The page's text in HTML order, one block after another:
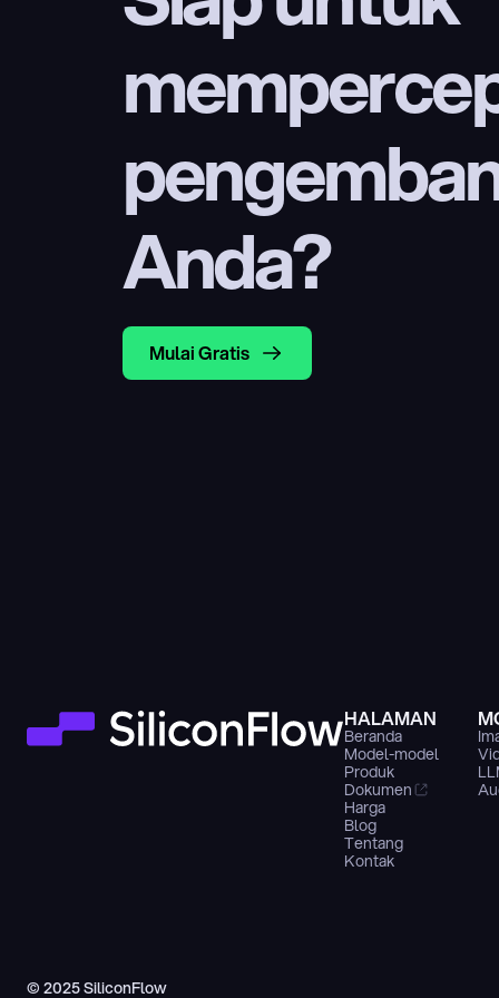
Anda?
Mulai Gratis
HALAMAN
Beranda
Model-model
Produk
Dokumen
Harga
Blog
Tentang
Kontak
© 2025 SiliconFlow